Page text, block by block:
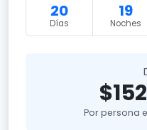
20
Días
19
Noches
Por persona